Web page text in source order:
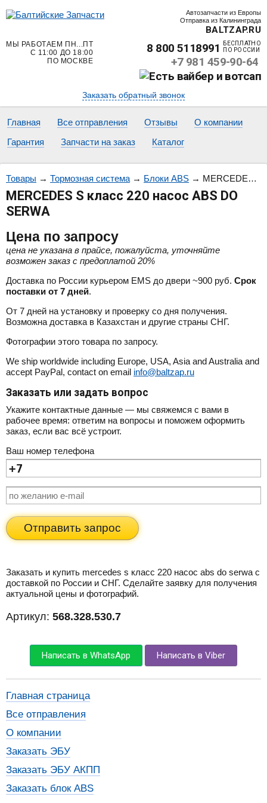
Автозапчасти из Европы
Отправка из Калининграда
BALTZAP.RU
МЫ РАБОТАЕМ ПН...ПТ
С 11:00 ДО 18:00
ПО МОСКВЕ
8 800 5118991
БЕСПЛАТНО
ПО РОССИИ
+7 981 459-90-64
Заказать обратный звонок
Главная Все отправления Отзывы
О компании
Гарантия
Запчасти на заказ Каталог
Товары → Тормозная система→ Блоки ABS → MERCEDES S класс 220 насос ABS DO SERWA
MERCEDES S класс 220 насос ABS DO
SERWA
Цена по запросу
цена не указана в прайсе, пожалуйста, уточняйте
возможен заказ с предоплатой 20%
Доставка по России курьером EMS до двери ~900 руб. Срок
поставки от 7 дней.
От 7 дней на установку и проверку со дня получения.
Возможна доставка в Казахстан и другие страны СНГ.
Фотографии этого товара по запросу.
We ship worldwide including Europe, USA, Asia and Australia and
accept PayPal, contact on email info@baltzap.ru
Заказать или задать вопрос
Укажите контактные данные — мы свяжемся с вами в
рабочее время: ответим на вопросы и поможем оформить
заказ, если вас всё устроит.
Ваш номер телефона
Отправить запрос
Заказать и купить mercedes s класс 220 насос abs do serwa с
доставкой по России и СНГ. Сделайте заявку для получения
актуальной цены и фотографий.
Артикул: 568.328.530.7
Написать в WhatsApp Написать в Viber
Главная страница
Все отправления
О компании
Заказать ЭБУ
Заказать ЭБУ АКПП
Заказать блок ABS